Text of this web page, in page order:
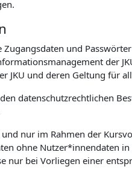
und
der
und deren Geltung für
datenschutzrechtlichen
nur im Rahmen der
ohne Nutzer*innendaten
nur bei Vorliegen einer